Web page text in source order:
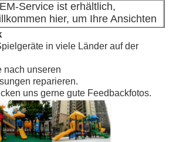
der Schaukel
Set
Wasserrutsche
Service ist erhältlich,
hier, um Ihre Ansichten
in Guangzhou, China
Techniker zur
in viele Länder auf der
nach unseren
reparieren.
uns gerne gute Feedbackfotos.